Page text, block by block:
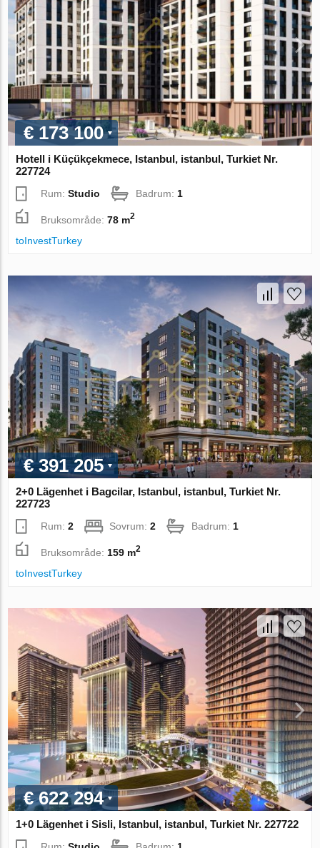
€ 173 100
Hotell i Küçükçekmece, Istanbul, istanbul, Turkiet Nr.
227724
Rum:Studio Badrum: 1
Bruksområde:78 m2
toInvestTurkey
€ 391 205
2+0 Lägenhet i Bagcilar, Istanbul, istanbul, Turkiet Nr.
227723
Rum:2 Sovrum:2 Badrum: 1
Bruksområde: 159 m2
toInvestTurkey
€ 622 294
1+0 Lägenhet i Sisli, Istanbul, istanbul, Turkiet Nr. 227722